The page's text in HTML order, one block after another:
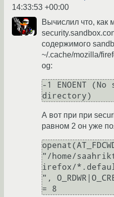
14:33:53 +00:00
Вычислил что, как
содержимого
~/.cache/mozilla/
og:
-1 ENOENT
directory)
А вот при при
равном 2 он уже
"/home/
irefox/
",
= 8